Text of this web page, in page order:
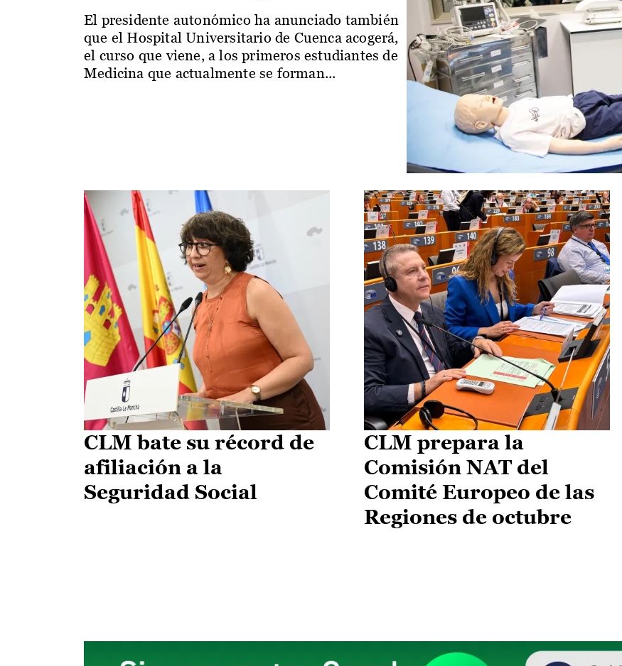
El presidente autonómico ha anunciado también
que el Hospital Universitario de Cuenca acogerá,
el curso que viene, a los primeros estudiantes de
Medicina que actualmente se forman...
CLM bate su récord de
afiliación a la
Seguridad Social
CLM prepara la
Comisión NAT del
Comité Europeo de las
Regiones de octubre